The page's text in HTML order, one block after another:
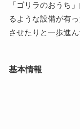
「ゴリラのおうち
るような設備が有
させたりと一歩進
基本情報